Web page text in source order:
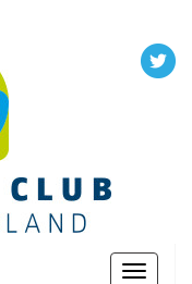
Toggle